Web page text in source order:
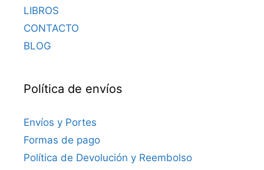
LIBROS
CONTACTO
BLOG
Política de envíos
Envíos y Portes
Formas de pago
Política de Devolución y Reembolso